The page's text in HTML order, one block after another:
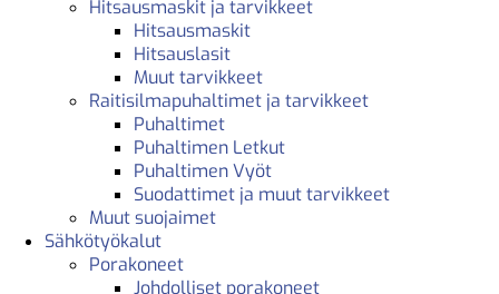
Hitsausmaskit ja tarvikkeet
Hitsausmaskit
Hitsauslasit
Muut tarvikkeet
Raitisilmapuhaltimet ja tarvikkeet
Puhaltimet
Puhaltimen Letkut
Puhaltimen Vyöt
Suodattimet ja muut tarvikkeet
Muut suojaimet
Sähkötyökalut
Porakoneet
Johdolliset porakoneet